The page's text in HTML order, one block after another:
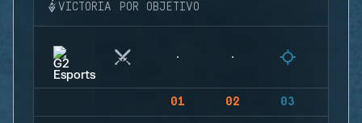
VICTORIA POR OBJETIVO
01 02 03